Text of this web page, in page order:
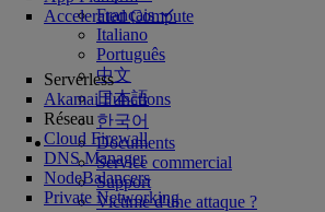
Français
Italiano
Português
中文
日本語
한국어
Documents
Service commercial
Support
Victime d'une attaque ?
Accelerated Compute
Serverless
Akamai Functions
Réseau
Cloud Firewall
DNS Manager
NodeBalancers
Private Networking